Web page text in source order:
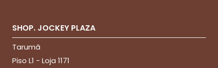
SHOP. JOCKEY PLAZA
Tarumã
Piso L1 - Loja 1171